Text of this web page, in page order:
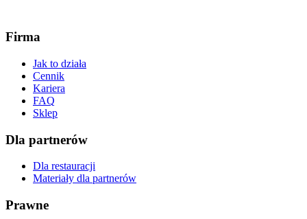
Firma
Jak to działa
Cennik
Kariera
FAQ
Sklep
Dla partnerów
Dla restauracji
Materiały dla partnerów
Prawne